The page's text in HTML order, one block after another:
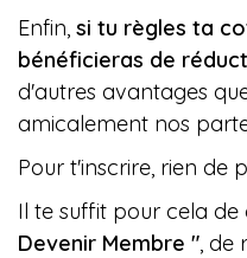
Enfin, si tu règles ta
bénéficieras de
d'autres avantages
amicalement nos
Pour t'inscrire, rien de
Il te suffit pour cela de
Devenir Membre ", de